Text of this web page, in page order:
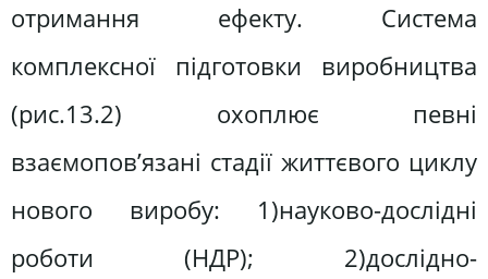
отримання ефекту. Система
комплексної підготовки виробництва
(рис.13.2) охоплює певні
взаємопов’язані стадії життєвого циклу
нового виробу: 1)науково-дослідні
роботи (НДР); 2)дослідно-